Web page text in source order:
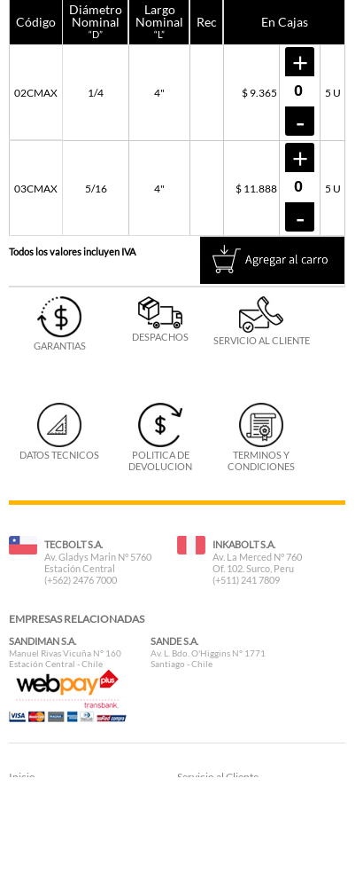
Código
Diámetro
Nominal
“D”
Largo
Nominal
“L”
Rec En Cajas
02CMAX 1/4 4" $ 9.365 5 U
03CMAX 5/16 4" $ 11.888 5 U
Todos los valores incluyen IVA
GARANTIAS
DESPACHOS SERVICIO AL CLIENTE
DATOS TECNICOS
POLITICA DE
DEVOLUCION
TERMINOS Y
CONDICIONES
TECBOLT S.A.
Av. Gladys Marin N° 5760
Estación Central
(+562) 2476 7000
INKABOLT S.A.
Av. La Merced N° 760
Of. 102. Surco, Peru
(+511) 241 7809
EMPRESAS RELACIONADAS
SANDIMAN S.A.
Manuel Rivas Vicuña N° 160
Estación Central - Chile
SANDE S.A.
Av. L. Bdo. O'Higgins N° 1771
Santiago - Chile
Inicio Servicio al Cliente